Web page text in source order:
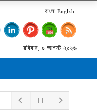
বাংলা English
রবিবার, ৯ আগস্ট ২০২৬